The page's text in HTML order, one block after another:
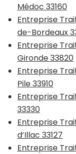
Médoc 33160
Entreprise
de-Bordeaux
Entreprise
Gironde 33820
Entreprise
Pile 33910
Entreprise
33330
Entreprise
d’Illac 33127
Entreprise